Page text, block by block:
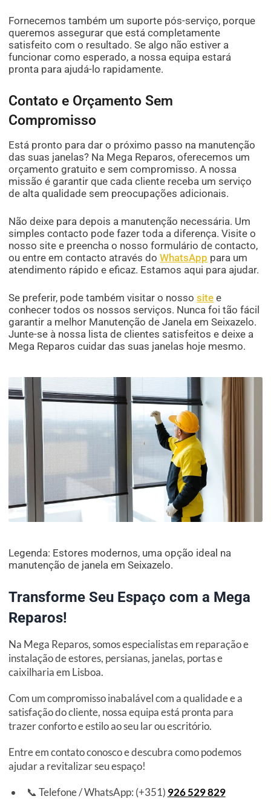
Fornecemos também um suporte pós-serviço, porque
queremos assegurar que está completamente
satisfeito com o resultado. Se algo não estiver a
funcionar como esperado, a nossa equipa estará
pronta para ajudá-lo rapidamente.
Contato e Orçamento Sem
Compromisso
Está pronto para dar o próximo passo na manutenção
das suas janelas? Na Mega Reparos, oferecemos um
orçamento gratuito e sem compromisso. A nossa
missão é garantir que cada cliente receba um serviço
de alta qualidade sem preocupações adicionais.
Não deixe para depois a manutenção necessária. Um
simples contacto pode fazer toda a diferença. Visite o
nosso site e preencha o nosso formulário de contacto,
ou entre em contacto através doWhatsApp para um
atendimento rápido e eficaz. Estamos aqui para ajudar.
Se preferir, pode também visitar o nossosite e
conhecer todos os nossos serviços. Nunca foi tão fácil
garantir a melhor Manutenção de Janela em Seixazelo.
Junte-se à nossa lista de clientes satisfeitos e deixe a
Mega Reparos cuidar das suas janelas hoje mesmo.
Legenda: Estores modernos, uma opção ideal na
manutenção de janela em Seixazelo.
Transforme Seu Espaço com a Mega
Reparos!
Na Mega Reparos, somos especialistas em reparação e
instalação de estores, persianas, janelas, portas e
caixilharia em Lisboa.
Com um compromisso inabalável com a qualidade e a
satisfação do cliente, nossa equipa está pronta para
trazer conforto e estilo ao seu lar ou escritório.
Entre em contato conosco e descubra como podemos
ajudar a revitalizar seu espaço!
📞 Telefone / WhatsApp: (+351) 926 529 829